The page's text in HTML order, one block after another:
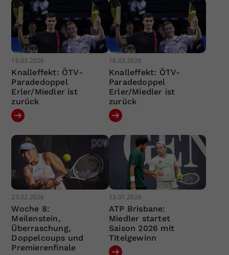
16.03.2026
Knalleffekt: ÖTV-
Paradedoppel
Erler/Miedler ist
zurück
16.03.2026
Knalleffekt: ÖTV-
Paradedoppel
Erler/Miedler ist
zurück
23.02.2026
Woche 8:
Meilenstein,
Überraschung,
Doppelcoups und
Premierenfinale
13.01.2026
ATP Brisbane:
Miedler startet
Saison 2026 mit
Titelgewinn